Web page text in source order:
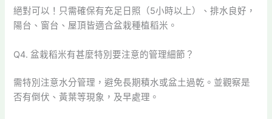
絕對可以！只需確保有充足日照（5小時以上）、排水良好，
陽台、窗台、屋頂皆適合盆栽種植稻米。
Q4. 盆栽稻米有甚麼特別要注意的管理細節？
需特別注意水分管理，避免長期積水或盆土過乾。並觀察是
否有倒伏、黃葉等現象，及早處理。